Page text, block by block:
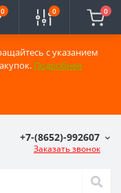
с указанием
Подробнее
0 0 0
+7-(8652)-992607
Заказать звонок